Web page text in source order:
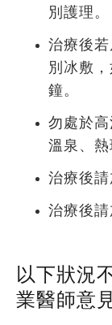
別護理。
治療後
別冰敷
鐘。
勿處於
溫泉、
治療後請
治療後請
以下狀況
業醫師意